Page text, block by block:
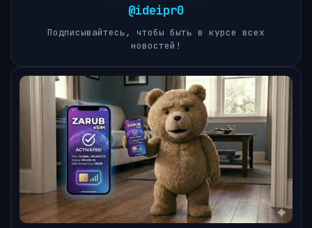
@ideipr0
Подписывайтесь, чтобы быть в курсе всех
новостей!